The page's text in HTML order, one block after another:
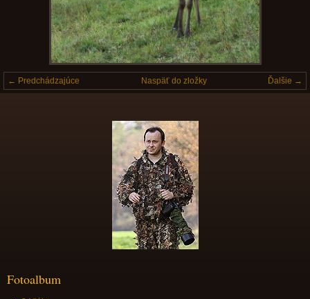
← Predchádzajúce Ďalšie →
Naspäť do zložky
Fotoalbum